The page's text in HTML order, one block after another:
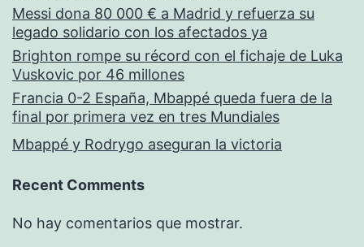
Messi dona 80 000 € a Madrid y refuerza su
legado solidario con los afectados ya
Brighton rompe su récord con el fichaje de Luka
Vuskovic por 46 millones
Francia 0-2 España, Mbappé queda fuera de la
final por primera vez en tres Mundiales
Mbappé y Rodrygo aseguran la victoria
Recent Comments
No hay comentarios que mostrar.